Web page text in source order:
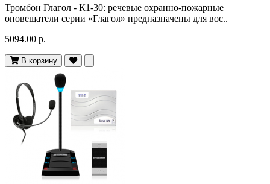
Тромбон Глагол - К1-30: речевые охранно-пожарные
оповещатели серии «Глагол» предназначены для вос..
5094.00 р.
В корзину